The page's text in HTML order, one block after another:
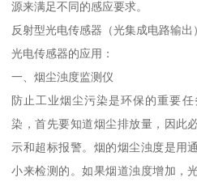
源来满足不同的感应要求。
反射型光电传感器（光集成电路输出
光电传感器的应用：
一、烟尘浊度监测仪
防止工业烟尘污染是环保的重要
染，首先要知道烟尘排放量，因此
示和超标报警。烟的烟尘浊度是用
小来检测的。如果烟道浊度增加，